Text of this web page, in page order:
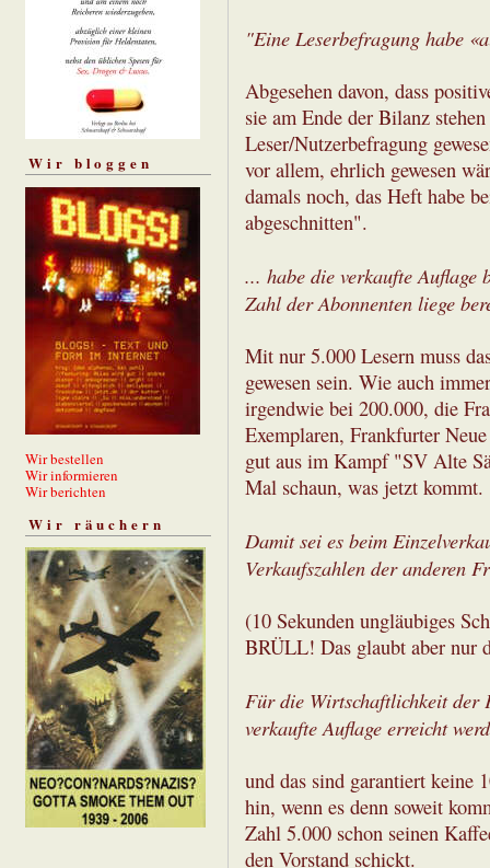
Wir bloggen
Wir bestellen
Wir informieren
Wir berichten
Wir räuchern
"Eine Leserbefragung habe
Abgesehen davon, dass
sie am Ende der Bilanz
Leser/Nutzerbefragung
vor allem, ehrlich gewesen
damals noch, das Heft habe
abgeschnitten".
... habe die verkaufte Auflage
Zahl der Abonnenten liege
Mit nur 5.000 Lesern muss
gewesen sein. Wie auch
irgendwie bei 200.000, die
Exemplaren, Frankfurter
gut aus im Kampf "SV Alte
Mal schaun, was jetzt kommt.
Damit sei es beim
Verkaufszahlen der anderen
(10 Sekunden ungläubiges
BRÜLL! Das glaubt aber nur
Für die Wirtschaftlichkeit der
verkaufte Auflage erreicht
und das sind garantiert keine
hin, wenn es denn soweit
Zahl 5.000 schon seinen
den Vorstand schickt.